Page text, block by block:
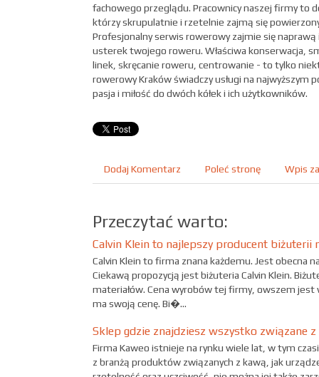
fachowego przeglądu. Pracownicy naszej firmy to
którzy skrupulatnie i rzetelnie zajmą się
Profesjonalny serwis rowerowy zajmie się
usterek twojego roweru. Właściwa konserwacja,
linek, skręcanie roweru, centrowanie - to tylko
rowerowy Kraków świadczy usługi na najwyższym
pasja i miłość do dwóch kółek i ich użytkowników.
Dodaj Komentarz Poleć stronę Wpis
Przeczytać warto:
Calvin Klein to najlepszy producent biżuterii
Calvin Klein to firma znana każdemu. Jest obecna
Ciekawą propozycją jest biżuteria Calvin Klein.
materiałów. Cena wyrobów tej firmy, owszem jest
ma swoją cenę. Bi�...
Sklep gdzie znajdziesz wszystko związane
Firma Kaweo istnieje na rynku wiele lat, w tym
z branżą produktów związanych z kawą, jak